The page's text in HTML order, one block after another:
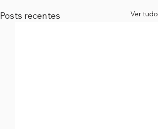
Posts recentes Ver tudo